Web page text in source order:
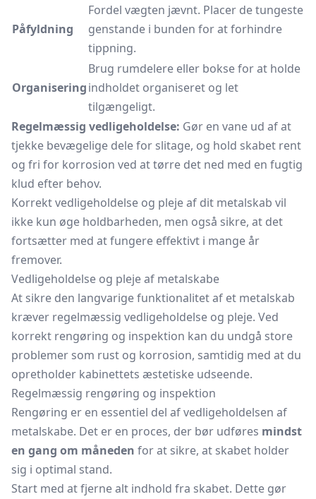
Påfyldning
Fordel vægten jævnt. Placer de tungeste
genstande i bunden for at forhindre
tippning.
Organisering
Brug rumdelere eller bokse for at holde
indholdet organiseret og let
tilgængeligt.
Regelmæssig vedligeholdelse: Gør en vane ud af at
tjekke bevægelige dele for slitage, og hold skabet rent
og fri for korrosion ved at tørre det ned med en fugtig
klud efter behov.
Korrekt vedligeholdelse og pleje af dit metalskab vil
ikke kun øge holdbarheden, men også sikre, at det
fortsætter med at fungere effektivt i mange år
fremover.
Vedligeholdelse og pleje af metalskabe
At sikre den langvarige funktionalitet af et metalskab
kræver regelmæssig vedligeholdelse og pleje. Ved
korrekt rengøring og inspektion kan du undgå store
problemer som rust og korrosion, samtidig med at du
opretholder kabinettets æstetiske udseende.
Regelmæssig rengøring og inspektion
Rengøring er en essentiel del af vedligeholdelsen af
metalskabe. Det er en proces, der bør udføres mindst
en gang om måneden for at sikre, at skabet holder
sig i optimal stand.
Start med at fjerne alt indhold fra skabet. Dette gør